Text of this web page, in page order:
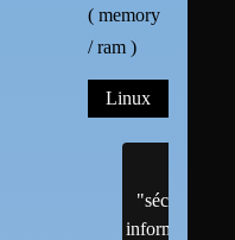
( memory
/ ram )
Linux
"sécurité"
informatique